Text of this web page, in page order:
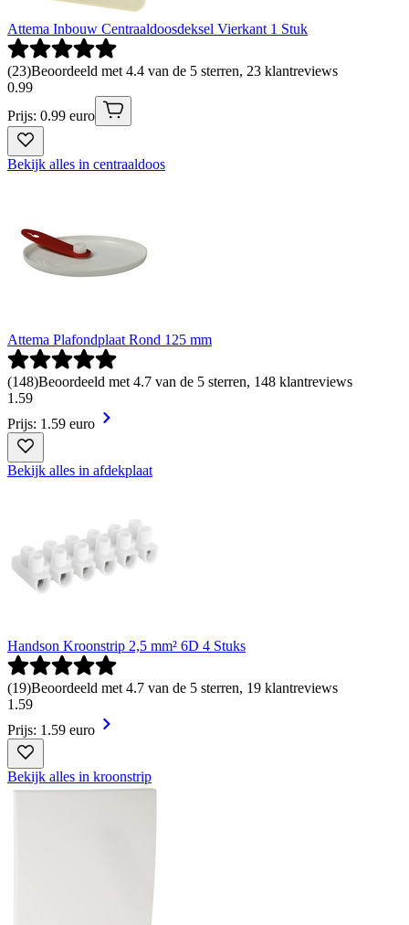
Attema Inbouw Centraaldoosdeksel Vierkant 1 Stuk
(23)Beoordeeld met 4.4 van de 5 sterren, 23 klantreviews
0.99
Prijs: 0.99 euro
Bekijk alles in centraaldoos
Attema Plafondplaat Rond 125 mm
(148)Beoordeeld met 4.7 van de 5 sterren, 148 klantreviews
1 .59
Prijs: 1.59 euro
Bekijk alles in afdekplaat
Handson Kroonstrip 2,5 mm² 6D 4 Stuks
(19)Beoordeeld met 4.7 van de 5 sterren, 19 klantreviews
1 .59
Prijs: 1.59 euro
Bekijk alles in kroonstrip